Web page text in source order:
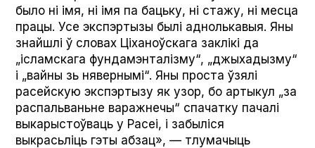
было ні імя, ні імя па бацьку, ні стажу, ні месца
працы. Усе экспэртызы былі аднолькавыя. Яны
знайшлі ў словах Ціханоўскага заклікі да
„ісламскага фундамэнталізму“, „джыхадызму“
і „вайны зь нявернымі“. Яны проста ўзялі
расейскую экспэртызу як узор, бо артыкул „за
распальваньне варажнечы“ спачатку пачалі
выкарыстоўваць у Расеі, і забыліся
выкрасьліць гэты абзац», — тлумачыць